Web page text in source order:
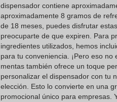
dispensador contiene
aproximadamente 8 gramos de
de 18 meses, puedes disfrutar
preocuparte de que expiren. Para
ingredientes utilizados, hemos
para tu conveniencia. ¡Pero eso
mentas también ofrece un toque
personalizar el dispensador con tu
elección. Esto lo convierte en una
promocional único para empresas.